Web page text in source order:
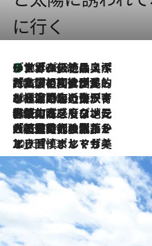
に行く
2026.8.8
リスボンの絶品スイーツ「パステル・デ・ナタ」とは？ポルトガル伝統の奥深い世界へ
2026.7.27
「私の祖国はポルトガル語です」国民的詩人フェルナンド・ペソアと、彼が愛した文学の街を歩く
2026.7.26
ポルトガル近海が育む極上の海の幸。キリリと冷えた白ワインと愉しむ、シーフード専門店の贅沢
2026.7.22
伝統の味をモダンに昇華。高感度な地元客が集う、リスボンの最旬ガストロノミー
2026.7.21
大航海時代の栄華から、震災、独裁、そして革命へ。ポルトガル・首都リスボンの石畳に刻まれた「歴史の光と影」
2026.7.13
エッセイ・ヤマザキマリ「慎ましくも美しき国 ポルトガル」